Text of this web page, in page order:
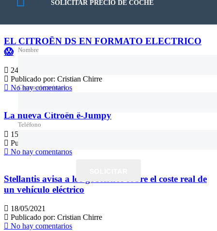
Publicado por: Cristian Chirre
EL CITROËN DS EN FORMATO ELECTRICO
😱
24/08/2021
Publicado por: Cristian Chirre
No hay comentarios
La nueva Citroën ë-Jumpy
15/06/2021
Publicado por:
No hay comentarios
Stellantis avisa a los gobiernos sobre el coste real de
un vehículo eléctrico
18/05/2021
Publicado por: Cristian Chirre
No hay comentarios
SOLICITAR PRECIO DE COCHE
Nombre
Correo electrónico
Teléfono